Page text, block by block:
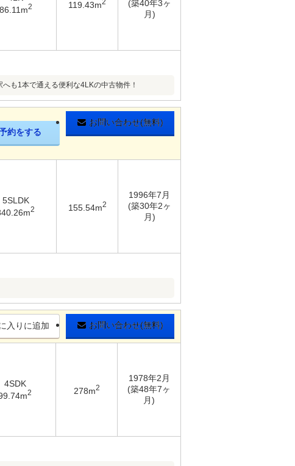
86.11m2 119.43m
(築40年3ヶ
月)
も1本で通える便利な4LKの中古物件！
約をする
お問い合わせ(無料)
5SLDK
2 155.54m2
1996年7月
(築30年2ヶ
月)
入りに追加 お問い合わせ(無料)
4SDK
2 278m2
1978年2月
(築48年7ヶ
月)